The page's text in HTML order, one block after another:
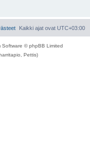
Kaikki ajat ovat UTC+03:00
Software © phpBB Limited
Pettis)